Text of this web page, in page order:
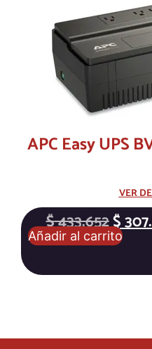
APC Easy UPS
VER
$433.652$
Añadir al carrito